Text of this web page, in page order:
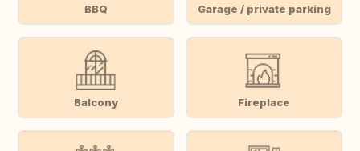
BBQ Garage / private parking
Balcony Fireplace